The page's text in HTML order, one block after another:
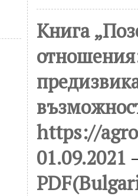
Книга
https://
01.09.2021